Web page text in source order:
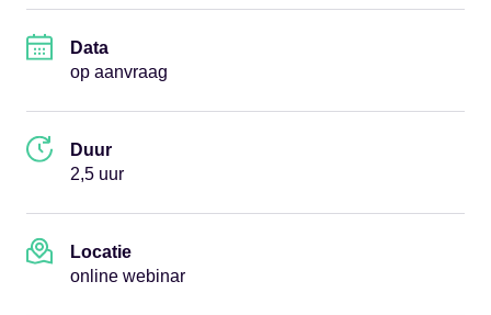
Data
op aanvraag
Duur
2,5 uur
Locatie
online webinar